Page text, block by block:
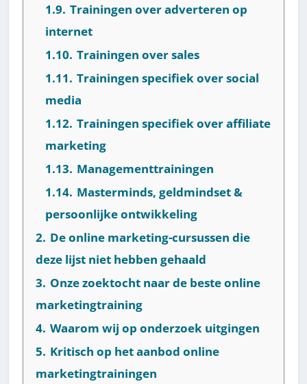
1.9. Trainingen over adverteren op
internet
1.10. Trainingen over sales
1.11. Trainingen specifiek over social
media
1.12. Trainingen specifiek over affiliate
marketing
1.13. Managementtrainingen
1.14. Masterminds, geldmindset &
persoonlijke ontwikkeling
2. De online marketing-cursussen die
deze lijst niet hebben gehaald
3. Onze zoektocht naar de beste online
marketingtraining
4. Waarom wij op onderzoek uitgingen
5. Kritisch op het aanbod online
marketingtrainingen